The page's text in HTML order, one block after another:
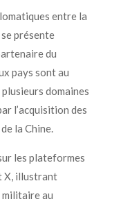
entre la
présente
du
pays sont au
domaines
l’acquisition des
la Chine.
les plateformes
X, illustrant
militaire au